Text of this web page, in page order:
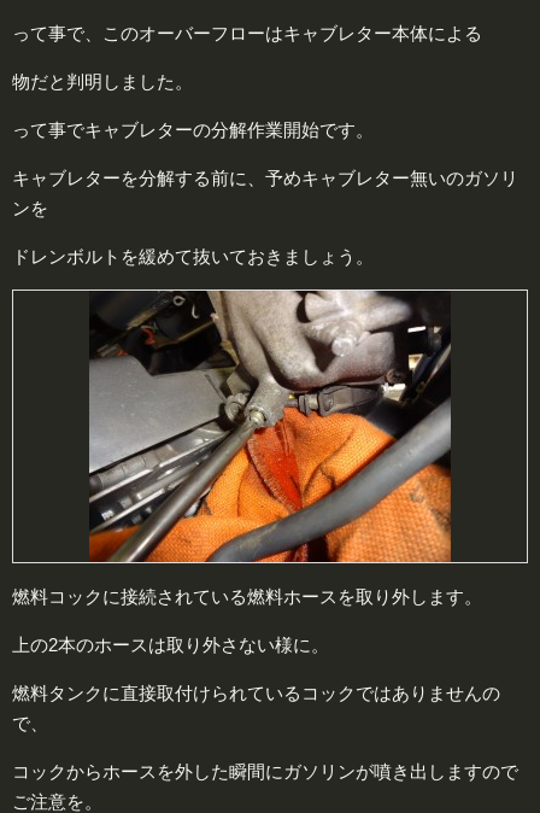
って事で、このオーバーフローはキャブレター本体による
物だと判明しました。
って事でキャブレターの分解作業開始です。
キャブレターを分解する前に、予めキャブレター無いのガソリ
ンを
ドレンボルトを緩めて抜いておきましょう。
燃料コックに接続されている燃料ホースを取り外します。
上の2本のホースは取り外さない様に。
燃料タンクに直接取付けられているコックではありませんの
で、
コックからホースを外した瞬間にガソリンが噴き出しますので
ご注意を。